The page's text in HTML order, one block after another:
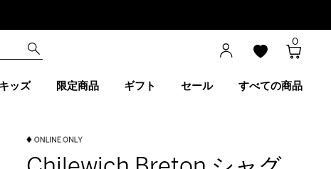
0
キッズ 限定商品 ギフト セール すべての商品